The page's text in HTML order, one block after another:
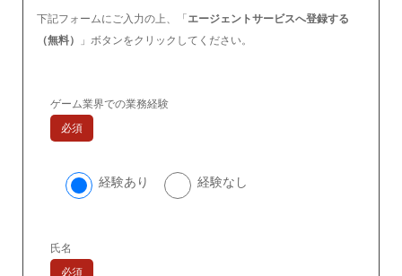
下記フォームにご入力の上、「 エージェントサービスへ登録する
（無料）
」ボタンをクリックしてください。
ゲーム業界での業務経験
必須
経験あり 経験なし
氏名
必須